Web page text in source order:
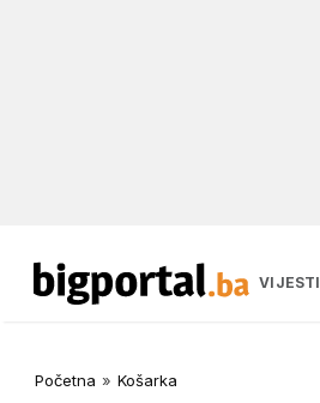
VIJESTI
Početna » Košarka